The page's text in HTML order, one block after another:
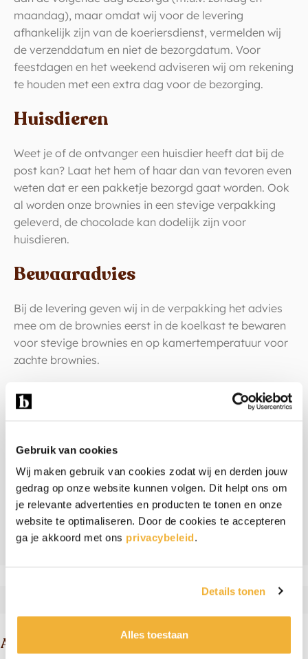
Gebruik van cookies
Wij maken gebruik van cookies zodat wij en derden jouw
gedrag op onze website kunnen volgen. Dit helpt ons om
je relevante advertenties en producten te tonen en onze
website te optimaliseren. Door de cookies te accepteren
ga je akkoord met ons privacybeleid.
Details tonen
Alles toestaan
maandag), maar omdat wij voor de levering
afhankelijk zijn van de koeriersdienst, vermelden wij
de verzenddatum en niet de bezorgdatum. Voor
feestdagen en het weekend adviseren wij om rekening
te houden met een extra dag voor de bezorging.
Huisdieren
Weet je of de ontvanger een huisdier heeft dat bij de
post kan? Laat het hem of haar dan van tevoren even
weten dat er een pakketje bezorgd gaat worden. Ook
al worden onze brownies in een stevige verpakking
geleverd, de chocolade kan dodelijk zijn voor
huisdieren.
Bewaaradvies
Bij de levering geven wij in de verpakking het advies
mee om de brownies eerst in de koelkast te bewaren
voor stevige brownies en op kamertemperatuur voor
zachte brownies.
Warm weer
de brownies door de hoge temperatuur wat zacht
ze weer stevig.
Ingrediënten & allergenen
Beoordelingen
Andere suggesties